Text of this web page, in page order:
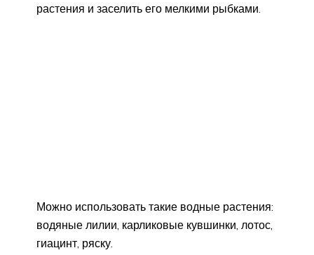
растения и заселить его мелкими рыбками.
Можно использовать такие водные растения:
водяные лилии, карликовые кувшинки, лотос,
гиацинт, ряску.